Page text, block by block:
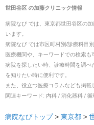
世田谷区の加藤クリニック情報
病院なび では、 東京都世田谷区の加
います。
病院なび では市区町村別/診療科目
医療機関や、キーワードでの検索も
病院を探したい時、診療時間を調
を知りたい時に便利です。
また、役立つ医療コラムなども掲載
関連キーワード: 内科 / 消化器科 /
病院なびトップ> 東京都 >